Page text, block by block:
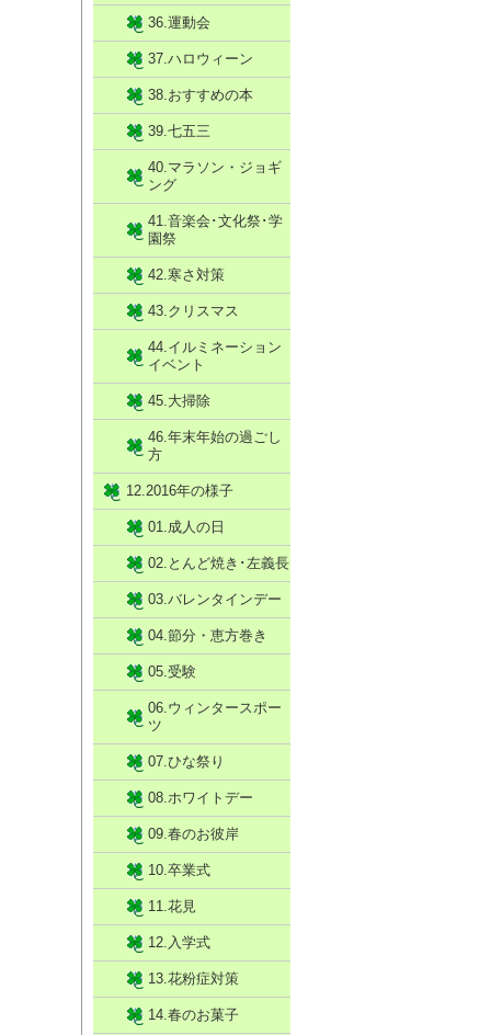
36.運動会
37.ハロウィーン
38.おすすめの本
39.七五三
40.マラソン・ジョギ
ング
41.音楽会･文化祭･学
園祭
42.寒さ対策
43.クリスマス
44.イルミネーション
イベント
45.大掃除
46.年末年始の過ごし
方
12.2016年の様子
01.成人の日
02.とんど焼き･左義長
03.バレンタインデー
04.節分・恵方巻き
05.受験
06.ウィンタースポー
ツ
07.ひな祭り
08.ホワイトデー
09.春のお彼岸
10.卒業式
11.花見
12.入学式
13.花粉症対策
14.春のお菓子